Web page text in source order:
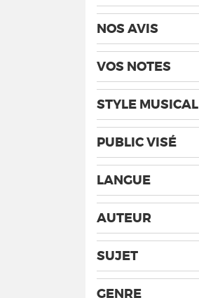
NOS AVIS
VOS NOTES
STYLE MUSICAL
PUBLIC VISÉ
LANGUE
AUTEUR
SUJET
GENRE